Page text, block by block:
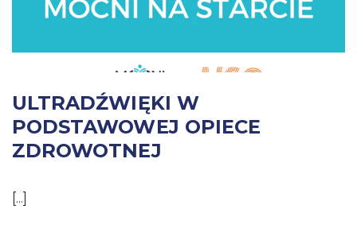
ULTRADŹWIĘKI W
PODSTAWOWEJ OPIECE
ZDROWOTNEJ
[...]